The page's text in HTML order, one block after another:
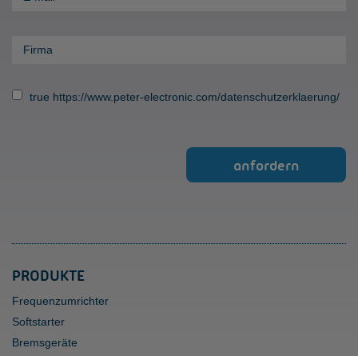
true https://www.peter-electronic.com/datenschutzerklaerung/
PRODUKTE
Frequenzumrichter
Softstarter
Bremsgeräte